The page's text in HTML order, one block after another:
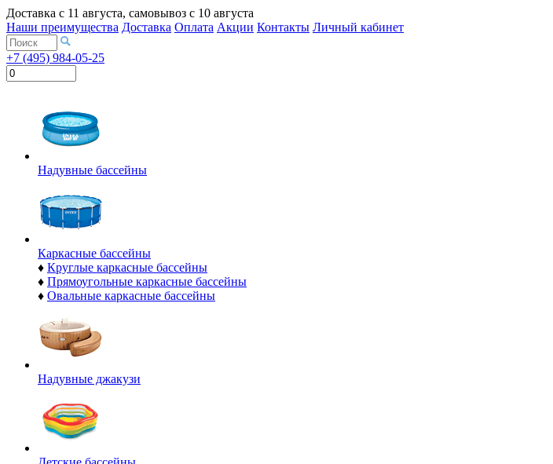
Доставка с 11 августа, самовывоз с 10 августа
Наши преимущества Доставка Оплата Акции Контакты Личный кабинет
+7 (495) 984-05-25
Надувные бассейны
Каркасные бассейны
♦ Круглые каркасные бассейны
♦ Прямоугольные каркасные бассейны
♦ Овальные каркасные бассейны
Надувные джакузи